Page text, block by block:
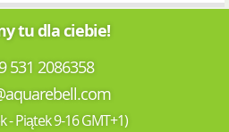
tu dla ciebie!
531 2086358
- Piątek 9-16 GMT+1)